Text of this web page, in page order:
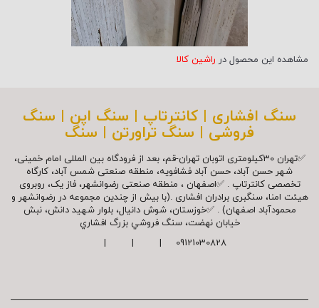
مشاهده این محصول در راشین کالا
سنگ افشاری | کانترتاپ | سنگ اپن | سنگ
فروشی | سنگ تراورتن | سنگ
✅تهران 30کیلومتری اتوبان تهران-قم، بعد از فرودگاه بین المللی امام خمینی،
شهر حسن آباد، حسن آباد فشافویه، منطقه صنعتی شمس آباد، کارگاه
تخصصی کانترتاپ . ✅اصفهان ، منطقه صنعتی رضوانشهر، فاز یک، روبروی
هیئت امنا، سنگبری برادران افشاری .(با بیش از چندین مجموعه در رضوانشهر و
محمودآباد اصفهان) . ✅خوزستان، شوش دانیال، بلوار شهيد دانش، نبش
خیابان نهضت، سنگ فروشي بزرگ افشاري
09121030828 | | |